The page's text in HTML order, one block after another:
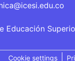
Educación
Cookie settings